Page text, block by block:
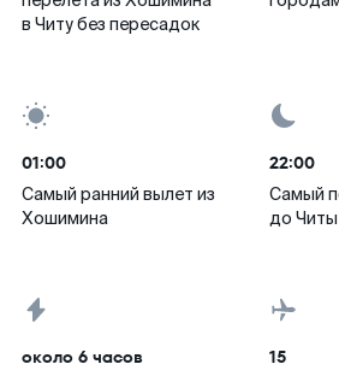
в Читу без пересадок
01:00
Самый ранний вылет из
Хошимина
22:00
Самый
до Читы
около 6 часов 15